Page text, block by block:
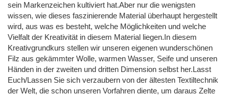
sein Markenzeichen kultiviert hat.Aber nur die wenigsten
wissen, wie dieses faszinierende Material überhaupt hergestellt
wird, aus was es besteht, welche Möglichkeiten und welche
Vielfalt der Kreativität in diesem Material liegen.In diesem
Kreativgrundkurs stellen wir unseren eigenen wunderschönen
Filz aus gekämmter Wolle, warmen Wasser, Seife und unseren
Händen in der zweiten und dritten Dimension selbst her.Lasst
Euch/Lassen Sie sich verzaubern von der ältesten Textiltechnik
der Welt, die schon unseren Vorfahren diente, um daraus Zelte